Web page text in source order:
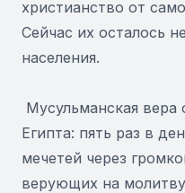
христианство от
Сейчас их осталось
населения.
Мусульманская
Египта: пять раз в
мечетей через
верующих на